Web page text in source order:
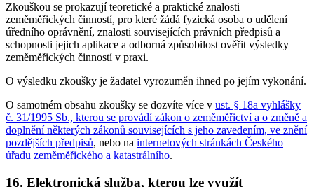
Zkouškou se prokazují teoretické a praktické znalosti
zeměměřických činností, pro které žádá fyzická osoba o udělení
úředního oprávnění, znalosti souvisejících právních předpisů a
schopnosti jejich aplikace a odborná způsobilost ověřit výsledky
zeměměřických činností v praxi.
O výsledku zkoušky je žadatel vyrozuměn ihned po jejím vykonání.
O samotném obsahu zkoušky se dozvíte více v ust. § 18a vyhlášky
č. 31/1995 Sb., kterou se provádí zákon o zeměměřictví a o změně a
doplnění některých zákonů souvisejících s jeho zavedením, ve znění
pozdějších předpisů, nebo na internetových stránkách Českého
úřadu zeměměřického a katastrálního.
16. Elektronická služba, kterou lze využít